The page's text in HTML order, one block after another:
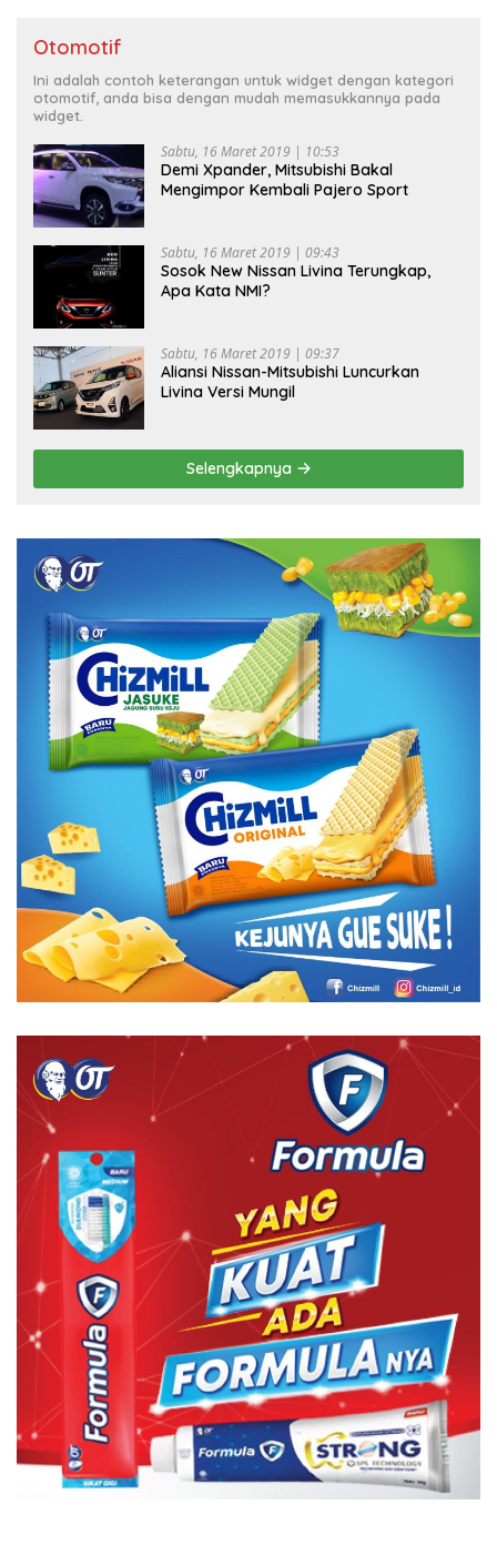
Otomotif
Ini adalah contoh keterangan untuk widget dengan kategori
otomotif, anda bisa dengan mudah memasukkannya pada
widget.
Sabtu, 16 Maret 2019 | 10:53
Demi Xpander, Mitsubishi Bakal
Mengimpor Kembali Pajero Sport
Sabtu, 16 Maret 2019 | 09:43
Sosok New Nissan Livina Terungkap,
Apa Kata NMI?
Sabtu, 16 Maret 2019 | 09:37
Aliansi Nissan-Mitsubishi Luncurkan
Livina Versi Mungil
Selengkapnya